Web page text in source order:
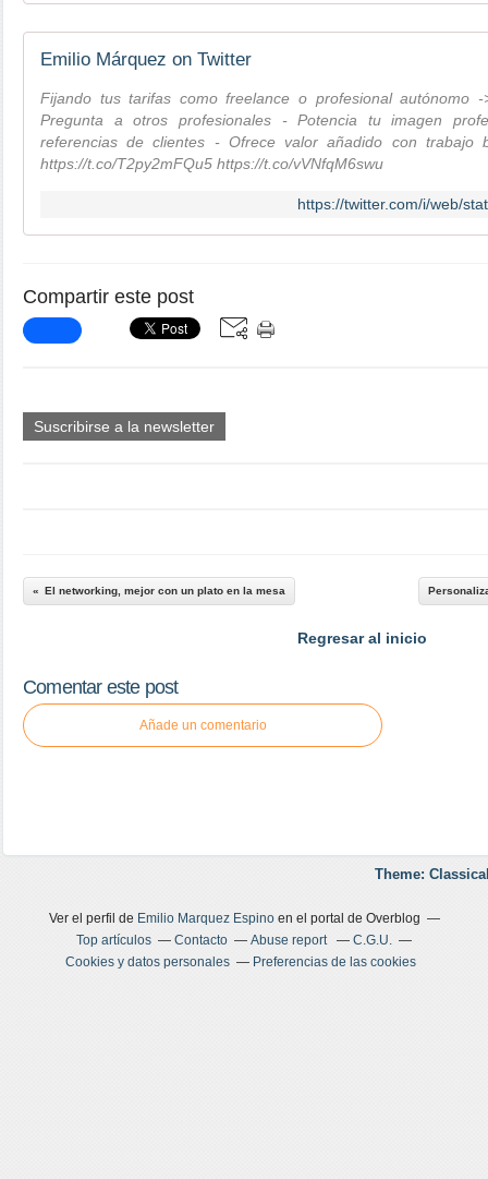
Emilio Márquez on Twitter
Fijando tus tarifas como freelance o profesional autónomo -
Pregunta a otros profesionales - Potencia tu imagen
referencias de clientes - Ofrece valor añadido con trabajo
https://t.co/T2py2mFQu5 https://t.co/vVNfqM6swu
https://twitter.com/i/web/
Compartir este post
Suscribirse a la newsletter
El networking, mejor con un plato en la mesa
Regresar al inicio
Comentar este post
Añade un comentario
Theme:
Ver el perfil de Emilio Marquez Espinoen el portal de Overblog
Top artículos
Contacto Abuse report
C.G.U.
Cookies y datos personales
Preferencias de las cookies